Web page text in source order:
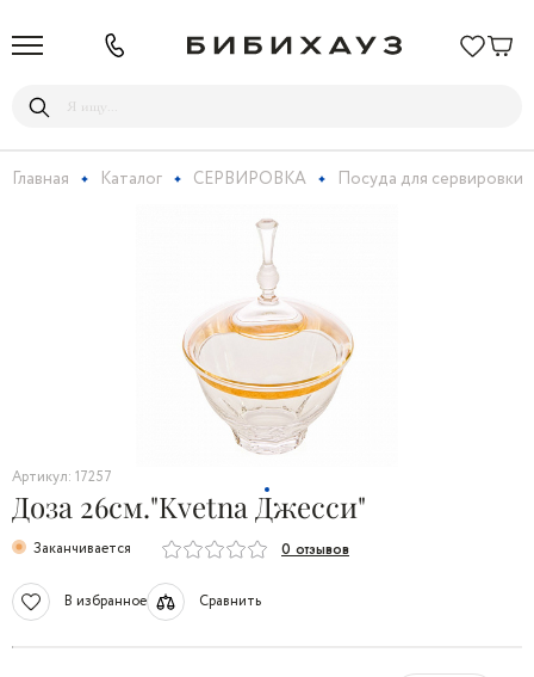
Главная Каталог СЕРВИРОВКА Посуда для сервировки
Артикул: 17257
Доза 26см."Kvetna Джесси"
Заканчивается 0 отзывов
В избранное Сравнить